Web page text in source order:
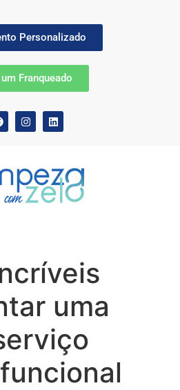
Personalizado
Franqueado
uma